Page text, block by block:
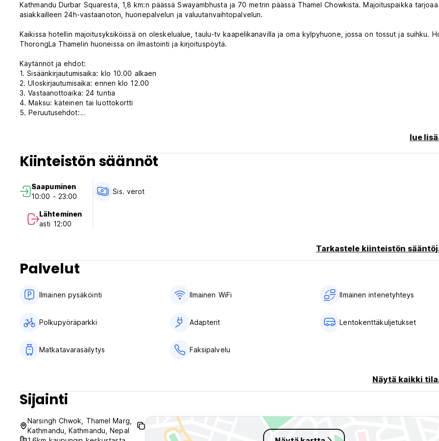
Kathmandu Durbar Squaresta, 1,8 km:n päässä Swayambhusta ja 70 metrin päässä Thamel Chowkista. Majoituspaikka tarjoaa
asiakkailleen 24h-vastaanoton, huonepalvelun ja valuutanvaihtopalvelun.
Kaikissa hotellin majoitusyksiköissä on oleskelualue, taulu-tv kaapelikanavilla ja oma kylpyhuone, jossa on tossut ja suihku.
ThorongLa Thamelin huoneissa on ilmastointi ja kirjoituspöytä.
Käytännöt ja ehdot:
1. Sisäänkirjautumisaika: klo 10.00 alkaen
2. Uloskirjautumisaika: ennen klo 12.00
3. Vastaanottoaika: 24 tuntia
4. Maksu: käteinen tai luottokortti
5. Peruutusehdot:
7. Tupakointialue tarjotaan
8. Lemmikkieläimet eivät ole sallittuja
lue
Kiinteistön säännöt
Saapuminen
10:00 - 23:00
Lähteminen
asti 12:00
Sis. verot
Tarkastele kiinteistön
Palvelut
Ilmainen pysäköinti Ilmainen WiFi Ilmainen intenetyhteys
Polkupyöräparkki Adapterit Lentokenttäkuljetukset
Matkatavarasäilytys Faksipalvelu
Näytä kaikki
Sijainti
Narsingh Chwok, Thamel Marg,
Kathmandu, Kathmandu, Nepal